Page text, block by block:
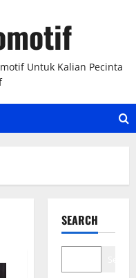
Untuk Kalian Pecinta
SEARCH